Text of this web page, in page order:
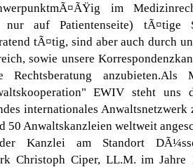
im
nur auf Patientenseite)
tÃ¤tig, sind aber auch durch
sowie unsere
Rechtsberatung anzubieten.Als
EWIV steht uns
internationales
50 Anwaltskanzleien weltweit
Kanzlei am Standort
Christoph Ciper, LL.M. im